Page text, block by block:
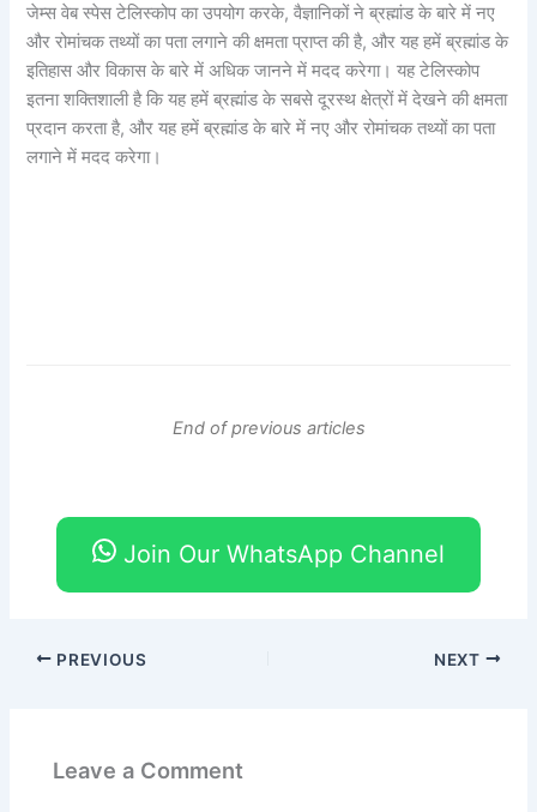
जेम्स वेब स्पेस टेलिस्कोप का उपयोग करके, वैज्ञानिकों ने ब्रह्मांड के बारे में नए
और रोमांचक तथ्यों का पता लगाने की क्षमता प्राप्त की है, और यह हमें ब्रह्मांड के
इतिहास और विकास के बारे में अधिक जानने में मदद करेगा। यह टेलिस्कोप
इतना शक्तिशाली है कि यह हमें ब्रह्मांड के सबसे दूरस्थ क्षेत्रों में देखने की क्षमता
प्रदान करता है, और यह हमें ब्रह्मांड के बारे में नए और रोमांचक तथ्यों का पता
लगाने में मदद करेगा।
End of previous articles
Join Our WhatsApp Channel
PREVIOUS NEXT
Leave a Comment